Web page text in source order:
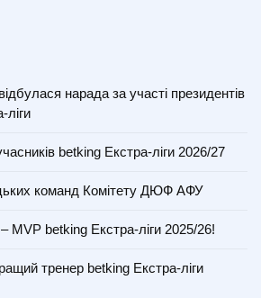
нарада за участі президентів
ліги
betking Екстра-ліги 2026/27
команд Комітету ДЮФ АФУ
MVP betking Екстра-ліги 2025/26!
тренер betking Екстра-ліги